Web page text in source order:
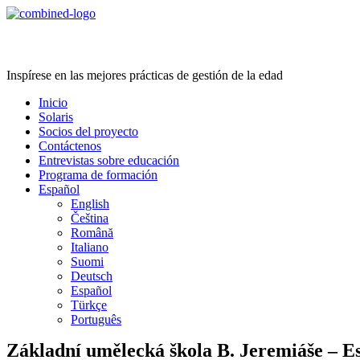
Inspírese en las mejores prácticas de gestión de la edad
Inicio
Solaris
Socios del proyecto
Contáctenos
Entrevistas sobre educación
Programa de formación
Español
English
Čeština
Română
Italiano
Suomi
Deutsch
Español
Türkçe
Português
Základní umělecká škola B. Jeremiáše –